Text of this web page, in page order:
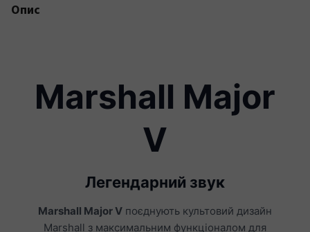
Опис
Marshall Major
V
Легендарний звук
Marshall Major V поєднують культовий дизайн
Marshall з максимальним функціоналом для